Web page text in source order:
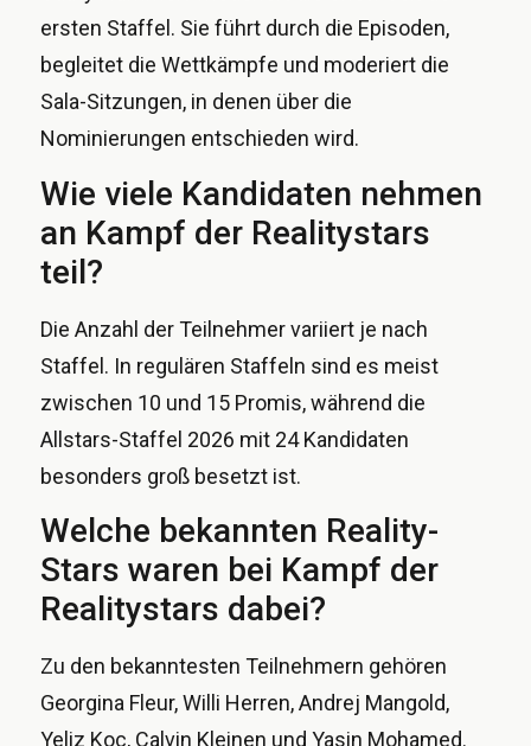
ersten Staffel. Sie führt durch die Episoden,
begleitet die Wettkämpfe und moderiert die
Sala-Sitzungen, in denen über die
Nominierungen entschieden wird.
Wie viele Kandidaten nehmen
an Kampf der Realitystars
teil?
Die Anzahl der Teilnehmer variiert je nach
Staffel. In regulären Staffeln sind es meist
zwischen 10 und 15 Promis, während die
Allstars-Staffel 2026 mit 24 Kandidaten
besonders groß besetzt ist.
Welche bekannten Reality-
Stars waren bei Kampf der
Realitystars dabei?
Zu den bekanntesten Teilnehmern gehören
Georgina Fleur, Willi Herren, Andrej Mangold,
Yeliz Koc, Calvin Kleinen und Yasin Mohamed.